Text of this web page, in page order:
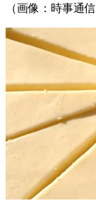
（画像：時事通